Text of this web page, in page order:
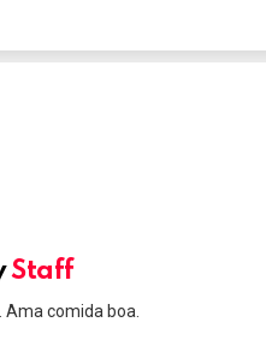
Staff
comida boa.